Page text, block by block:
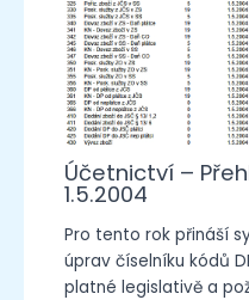
Účetnictví –
1.5.2004
Pro tento rok přináší
úprav číselníku kódů
platné legislativě a